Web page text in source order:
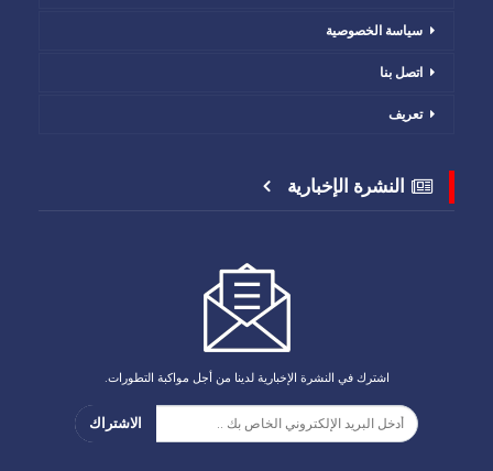
سياسة الخصوصية
اتصل بنا
تعريف
النشرة الإخبارية
اشترك في النشرة الإخبارية لدينا من أجل مواكبة التطورات.
الاشتراك